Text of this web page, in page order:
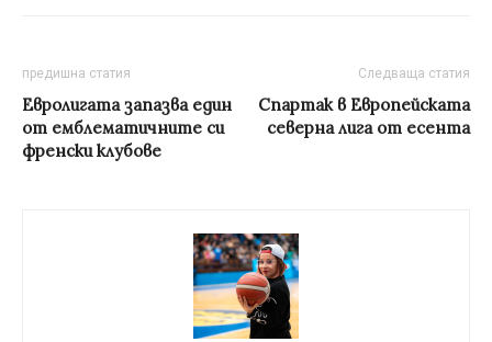
предишна статия
Евролигата запазва един
от емблематичните си
френски клубове
Следваща статия
Спартак в Европейската
северна лига от есента